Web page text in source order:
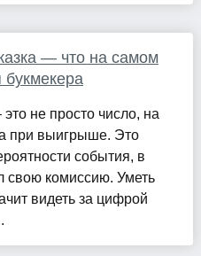
— что на самом
не просто число, на
при выигрыше. Это
события, в
свою комиссию. Уметь
видеть за цифрой